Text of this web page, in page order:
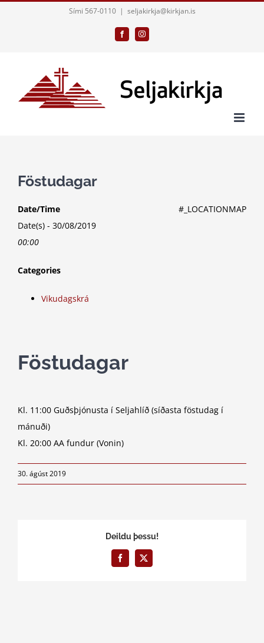
Sími 567-0110 | seljakirkja@kirkjan.is
FacebookInstagram
Föstudagar
#_LOCATIONMAP
Date/Time
Date(s) - 30/08/2019
00:00
Categories
Vikudagskrá
Föstudagar
Kl. 11:00 Guðsþjónusta í Seljahlíð (síðasta föstudag í
mánuði)
Kl. 20:00 AA fundur (Vonin)
30. ágúst 2019
Deildu þessu!
Facebook
X